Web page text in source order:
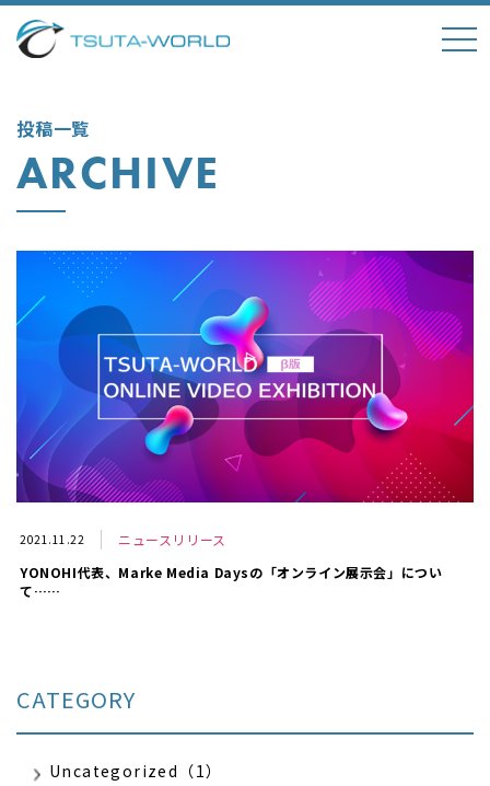
投稿一覧
ARCHIVE
2021.11.22
ニュースリリース
YONOHI代表、Marke Media Daysの「オンライン展示会」につい
て……
CATEGORY
Uncategorized（1）